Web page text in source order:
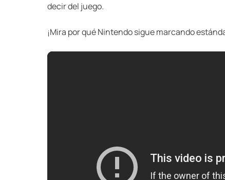
decir del juego.
¡Mira por qué Nintendo sigue marcando